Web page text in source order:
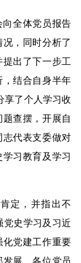
全体党员报告
，同时分析了
出了下一步工
结合自身半年
享了个人学习收
查摆，开展自
代表支委做对
习教育及学习
定，并指出不
党史学习及习近
党建工作重要
展。各位党员